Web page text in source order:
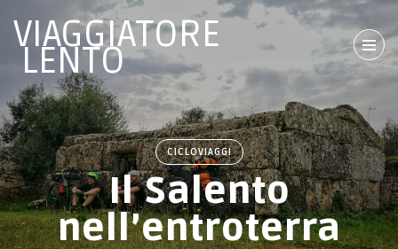
VIAGGIATORE
LENTO
CICLOVIAGGI
Il Salento
nell’entroterra